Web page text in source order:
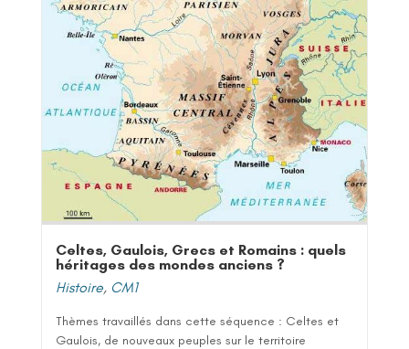
Celtes, Gaulois, Grecs et Romains : quels
héritages des mondes anciens ?
Histoire, CM1
Thèmes travaillés dans cette séquence : Celtes et
Gaulois, de nouveaux peuples sur le territoire